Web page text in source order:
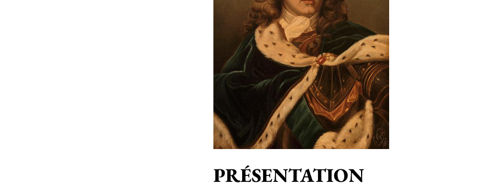
PRÉSENTATION